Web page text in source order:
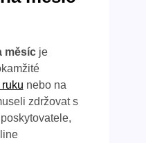
měsícje
nebo na
zdržovat s